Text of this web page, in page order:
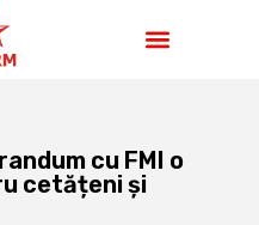
cu FMI o
cetățeni și